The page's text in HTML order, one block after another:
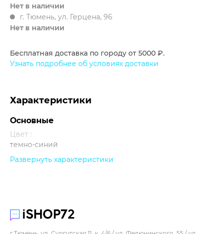
Нет в наличии
г. Тюмень, ул. Герцена, 96
Нет в наличии
Бесплатная доставка по городу от 5000 ₽.
Узнать подробнее об условиях доставки
Характеристики
Основные
Цвет :
темно-синий
Прочее
Развернуть характеристики